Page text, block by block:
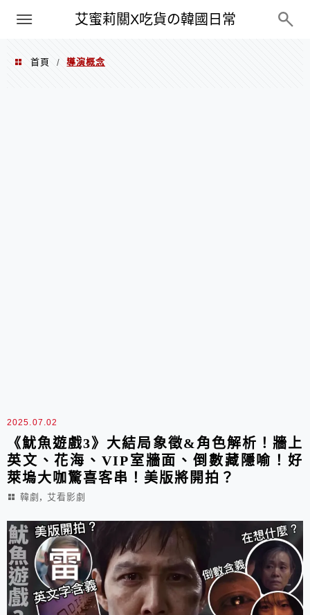
艾蜜莉關X吃貨の韓國日常
PXN
首頁 / 導演概念
2025.07.02
《魷魚遊戲3》大結局象徵&角色解析！牆上
英文、花海、VIP室牆面、倒數藏隱喻！好
萊塢大咖驚喜客串！美版將開拍？
韓劇 , 艾看影劇